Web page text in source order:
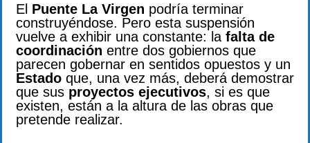
El Puente La Virgen podría terminar
construyéndose. Pero esta suspensión
vuelve a exhibir una constante: la falta de
coordinación entre dos gobiernos que
parecen gobernar en sentidos opuestos y un
Estado que, una vez más, deberá demostrar
que sus proyectos ejecutivos, si es que
existen, están a la altura de las obras que
pretende realizar.